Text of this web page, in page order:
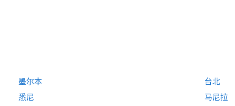
墨尔本
台北
悉尼
马尼拉